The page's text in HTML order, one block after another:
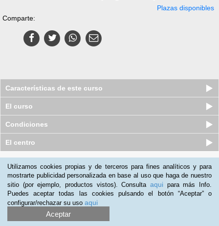
Plazas disponibles
Comparte:
Características de este curso
El curso
Condiciones
El centro
Utilizamos cookies propias y de terceros para fines analíticos y para
mostrarte publicidad personalizada en base al uso que haga de nuestro
sitio (por ejemplo, productos vistos). Consulta aqui para más Info.
Puedes aceptar todas las cookies pulsando el botón “Aceptar” o
configurar/rechazar su uso aqui
Aceptar
Promociona tu negocio |Programa de Afiliación
2012-2026 Aprendum
LLámanos: